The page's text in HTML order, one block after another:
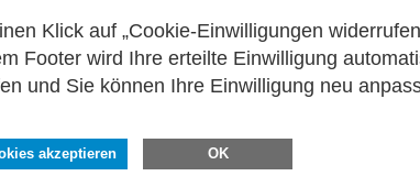
DIREKT ZU
FeRD
Klick auf „Cookie-Einwilligungen
Footer wird Ihre erteilte Einwilligung
und Sie können Ihre Einwilligung neu
akzeptieren OK